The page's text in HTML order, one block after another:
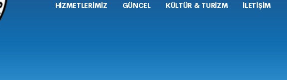
HİZMETLERİMİZ GÜNCEL KÜLTÜR & TURİZM İLETİŞİM